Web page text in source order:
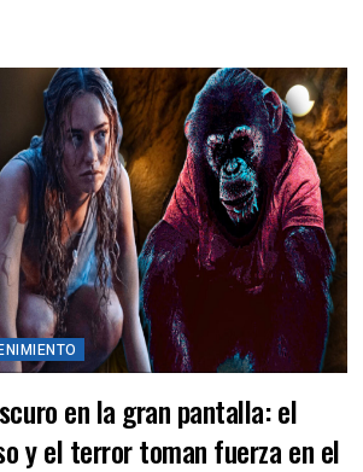
en la gran pantalla: el
y el terror toman fuerza en el